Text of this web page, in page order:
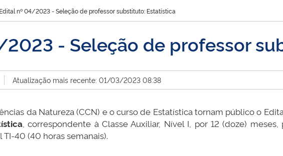
Edital nº 04/2023 - Seleção de professor substituto: Estatística
- Seleção de professor
Atualização mais recente: 01/03/2023 08:38
da Natureza (CCN) e o curso de Estatística tornam público o
, correspondente à Classe Auxiliar, Nível I, por 12 (doze)
40 (40 horas semanais).